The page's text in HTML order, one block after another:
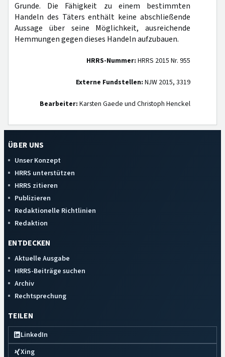
Grunde. Die Fähigkeit zu einem bestimmten
Handeln des Täters enthält keine abschließende
Aussage über seine Möglichkeit, ausreichende
Hemmungen gegen dieses Handeln aufzubauen.
HRRS-Nummer: HRRS 2015 Nr. 955
Externe Fundstellen: NJW 2015, 3319
Bearbeiter: Karsten Gaede und Christoph Henckel
ÜBER UNS
Unser Konzept
HRRS unterstützen
HRRS zitieren
Publizieren
Redaktionelle Richtlinien
Redaktion
ENTDECKEN
Aktuelle Ausgabe
HRRS-Beiträge suchen
Archiv
Rechtsprechung
TEILEN
LinkedIn
Xing